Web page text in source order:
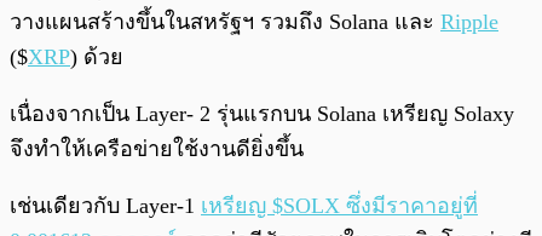
วางแผนสร้างขึ้นในสหรัฐฯ รวมถึง Solana และ Ripple
($XRP) ด้วย
เนื่องจากเป็น Layer- 2 รุ่นแรกบน Solana เหรียญ Solaxy
จึงทำให้เครือข่ายใช้งานดียิ่งขึ้น
เช่นเดียวกับ Layer-1 เหรียญ $SOLX ซึ่งมีราคาอยู่ที่